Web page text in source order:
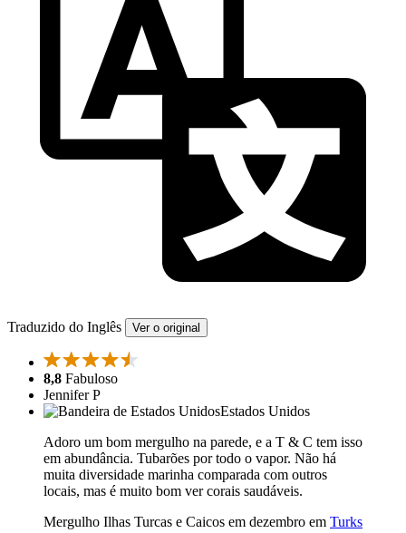
Traduzido do Inglês Ver o original
8,8 Fabuloso
Jennifer P
Estados Unidos
Adoro um bom mergulho na parede, e a T & C tem isso
em abundância. Tubarões por todo o vapor. Não há
muita diversidade marinha comparada com outros
locais, mas é muito bom ver corais saudáveis.
Mergulho Ilhas Turcas e Caicos em dezembro em Turks